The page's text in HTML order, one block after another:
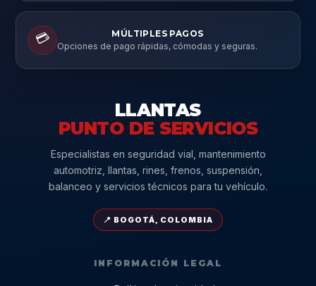
💳
MÚLTIPLES PAGOS
Opciones de pago rápidas, cómodas y seguras.
LLANTAS
PUNTO DE SERVICIOS
Especialistas en seguridad vial, mantenimiento
automotriz, llantas, rines, frenos, suspensión,
balanceo y servicios técnicos para tu vehículo.
📍 BOGOTÁ, COLOMBIA
INFORMACIÓN LEGAL